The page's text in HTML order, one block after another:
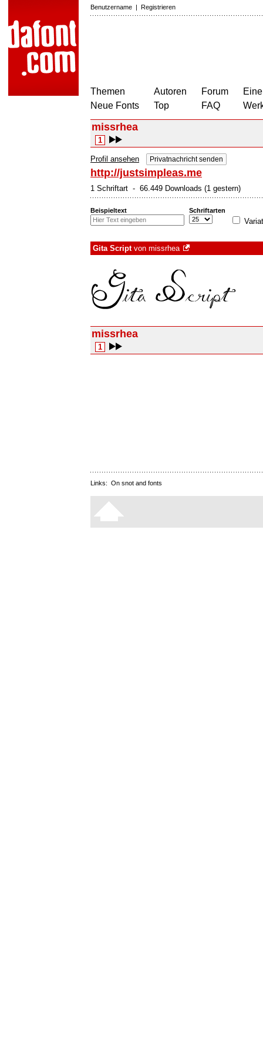
Benutzername | Registrieren
Themen
Neue Fonts
Autoren
Top
Forum
FAQ
missrhea
1
Profil ansehen Privatnachricht senden
http://justsimpleas.me
1 Schriftart - 66.449 Downloads (1 gestern)
Beispieltext Schriftarten
Gita Scriptvon missrhea
missrhea
1
Links: On snot and fonts